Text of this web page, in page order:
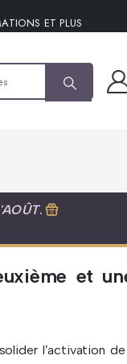
ET PLUS
.
et
l’activation